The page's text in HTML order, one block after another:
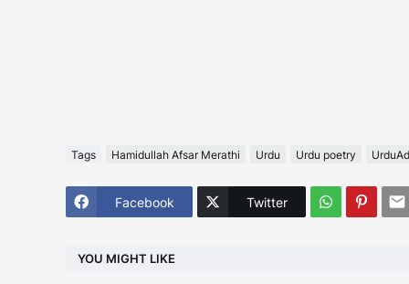
Tags Hamidullah Afsar Merathi Urdu Urdu poetry
Facebook Twitter
YOU MIGHT LIKE